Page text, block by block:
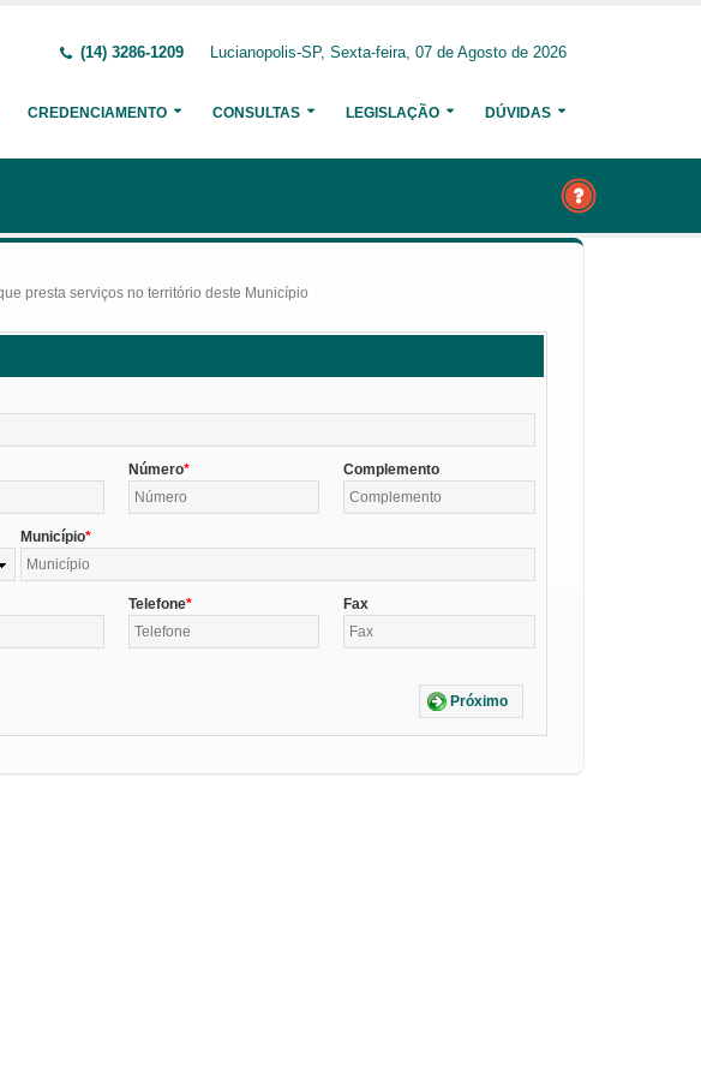
(14) 3286-1209 Lucianopolis-SP, Sexta-feira, 07 de Agosto de 2026
CREDENCIAMENTO CONSULTAS LEGISLAÇÃO DÚVIDAS
presta serviços no território deste Município
Número Complemento
Município
Telefone Fax
Próximo